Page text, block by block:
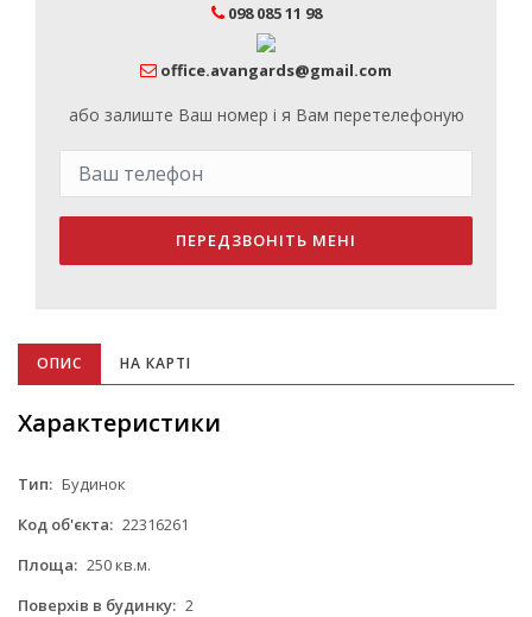
098 085 11 98
office.avangards@gmail.com
або залиште Ваш номер і я Вам перетелефоную
ПЕРЕДЗВОНІТЬ МЕНІ
ОПИС НА КАРТІ
Характеристики
Тип: Будинок
Код об'єкта: 22316261
Площа: 250 кв.м.
Поверхів в будинку: 2